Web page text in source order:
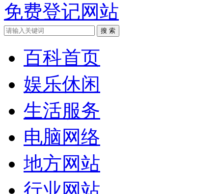
免费登记网站
搜 索
百科首页
娱乐休闲
生活服务
电脑网络
地方网站